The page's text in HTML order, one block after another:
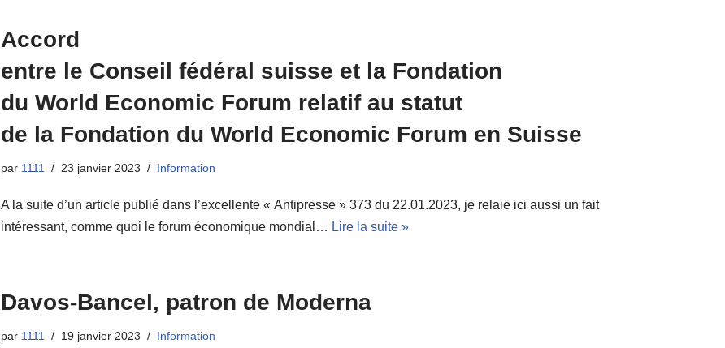
Accord
entre le Conseil fédéral suisse et la Fondation
du World Economic Forum relatif au statut
de la Fondation du World Economic Forum en Suisse
par 1111 23 janvier 2023 Information
A la suite d’un article publié dans l’excellente « Antipresse » 373 du 22.01.2023, je relaie ici aussi un fait
intéressant, comme quoi le forum économique mondial… Lire la suite »
Davos-Bancel, patron de Moderna
par 1111 19 janvier 2023 Information